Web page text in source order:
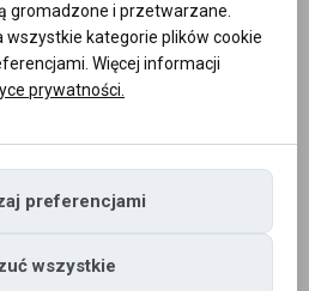
gromadzone i przetwarzane.
wszystkie kategorie plików cookie
Więcej informacji
prywatności.
preferencjami
wszystkie